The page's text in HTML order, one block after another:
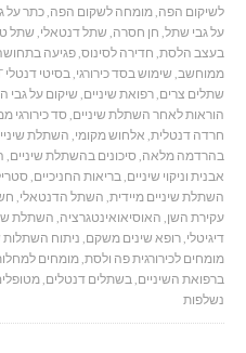
לשיקום הפה,מומחה לשקום הפה,כתר על
על גבי שתל, חן חסרה, שתל דנטאלי, שתל
בעצב הלסת, חדירה לסינוס,פגיעה
ממוחשב, שימוש בסד כירורגי,בסיטי דנטלי CT
שתלים צרים,רפואת שיניים, שיקום על גבי
הוראות לאחר השתלת שיניים, סד כירורגי
חרדה דנטלית, אלחוש מקומי, השתלת
בהרדמה מלאה, סיכונים בהשתלת שיניים,
אבנית וניקוי שיניים,בריאות החניכיים,
השתלת שיניים מיידית, השתל הדנטאלי,
עקירת השן, האוסיאואינטגרציה, השתלת
דיגיטלי,רופא שינים משקם, ניתוח השתלות
מומחים לכירורגית פה ולסת,מומחים
ברפואת השיניים,בשתלים דנטלים,
נשלפות